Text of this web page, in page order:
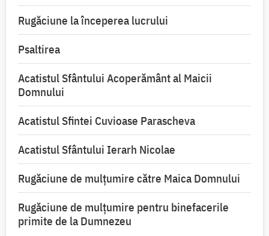
Rugăciune la începerea lucrului
Psaltirea
Acatistul Sfântului Acoperământ al Maicii
Domnului
Acatistul Sfintei Cuvioase Parascheva
Acatistul Sfântului Ierarh Nicolae
Rugăciune de mulţumire către Maica Domnului
Rugăciune de mulțumire pentru binefacerile
primite de la Dumnezeu